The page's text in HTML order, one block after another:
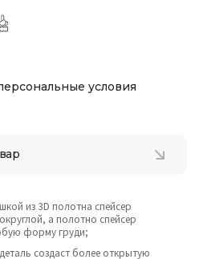
условия
из 3D полотна спейсер
а полотно спейсер
форму груди;
создаст более открытую